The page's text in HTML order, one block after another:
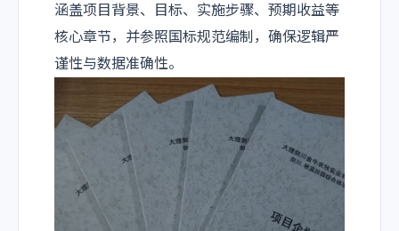
涵盖项目背景、目标、实施步骤、预期收益等
核心章节，并参照国标规范编制，确保逻辑严
谨性与数据准确性。